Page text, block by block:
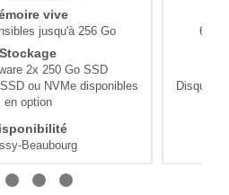
vive
jusqu'à 256 Go
Stockage
2x 250 Go SSD
ou NVMe disponibles
en option
Beaubourg
64
Disques